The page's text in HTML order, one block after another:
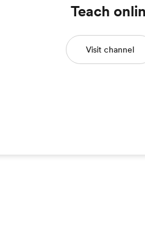
Teach
Visit channel